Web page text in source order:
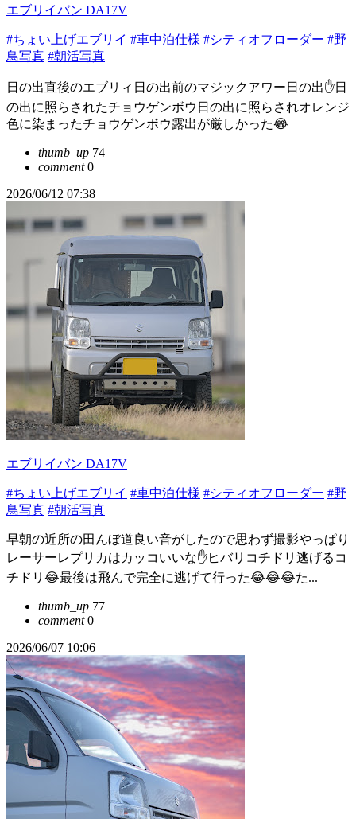
エブリイバン DA17V
#ちょい上げエブリイ #車中泊仕様 #シティオフローダー #野
鳥写真 #朝活写真
日の出直後のエブリィ日の出前のマジックアワー日の出✋日
の出に照らされたチョウゲンボウ日の出に照らされオレンジ
色に染まったチョウゲンボウ露出が厳しかった😂
thumb_up 74
comment0
2026/06/12 07:38
エブリイバン DA17V
#ちょい上げエブリイ #車中泊仕様 #シティオフローダー #野
鳥写真 #朝活写真
早朝の近所の田んぼ道良い音がしたので思わず撮影やっぱり
レーサーレプリカはカッコいいな✋ヒバリコチドリ逃げるコ
チドリ😂最後は飛んで完全に逃げて行った😂😂😂た...
thumb_up 77
comment0
2026/06/07 10:06